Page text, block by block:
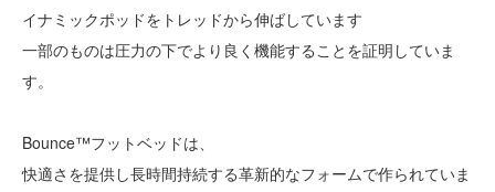
イナミックポッドをトレッドから伸ばしています
一部のものは圧力の下でより良く機能することを証明していま
す。​
Bounce™フットベッドは、
快適さを提供し長時間持続する革新的なフォームで作られていま